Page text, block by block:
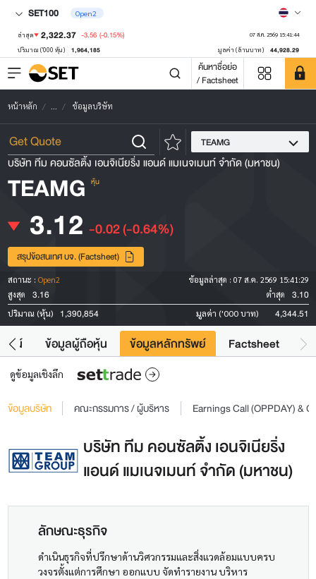
SET100 Open2
ล่าสุด 2,322.37 -3.56 (-0.15%) 07 ส.ค. 2569 15:41:44
ปริมาณ ('000 หุ้น) 1,964,185 มูลค่า (ล้านบาท) 44,928.29
ค้นหาชื่อย่อ
/ Factsheet
หน้าหลัก ... ข้อมูลบริษัท
TEAMG
บริษัท ทีม คอนซัลติ้ง เอนจิเนียริ่ง แอนด์ แมเนจเมนท์ จำกัด (มหาชน)
TEAMG หุ้น
3.12 -0.02(-0.64%)
สรุปข้อสนเทศ บจ. (Factsheet)
สถานะ : Open2 ข้อมูลล่าสุด : 07 ส.ค. 2569 15:41:29
สูงสุด
3.16 ต่ำสุด 3.10
ปริมาณ (หุ้น) 1,390,854 มูลค่า ('000 บาท) 4,344.51
ยชน์ ข้อมูลผู้ถือหุ้น ข้อมูลหลักทรัพย์ Factsheet
ดูข้อมูลเชิงลึก
ข้อมูลบริษัท คณะกรรมการ / ผู้บริหาร Earnings Call (OPPDAY) &
บริษัท ทีม คอนซัลติ้ง เอนจิเนียริ่ง
แอนด์ แมเนจเมนท์ จำกัด (มหาชน)
ลักษณะธุรกิจ
ดำเนินธุรกิจที่ปรึกษาด้านวิศวกรรมและสิ่งแวดล้อมแบบครบ
วงจรตั้งแต่การศึกษา ออกแบบ จัดทำรายงาน บริหาร